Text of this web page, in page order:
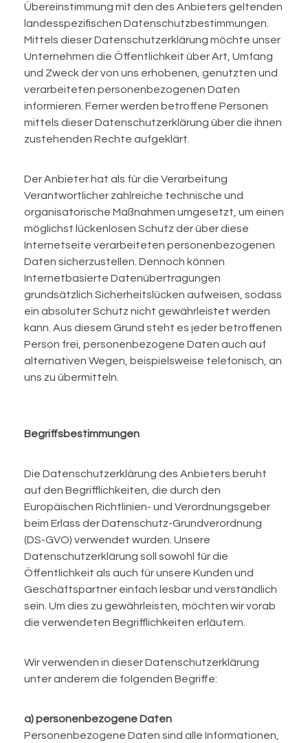
Übereinstimmung mit den des Anbieters geltenden
landesspezifischen Datenschutzbestimmungen.
Mittels dieser Datenschutzerklärung möchte unser
Unternehmen die Öffentlichkeit über Art, Umfang
und Zweck der von uns erhobenen, genutzten und
verarbeiteten personenbezogenen Daten
informieren. Ferner werden betroffene Personen
mittels dieser Datenschutzerklärung über die ihnen
zustehenden Rechte aufgeklärt.
Der Anbieter hat als für die Verarbeitung
Verantwortlicher zahlreiche technische und
organisatorische Maßnahmen umgesetzt, um einen
möglichst lückenlosen Schutz der über diese
Internetseite verarbeiteten personenbezogenen
Daten sicherzustellen. Dennoch können
Internetbasierte Datenübertragungen
grundsätzlich Sicherheitslücken aufweisen, sodass
ein absoluter Schutz nicht gewährleistet werden
kann. Aus diesem Grund steht es jeder betroffenen
Person frei, personenbezogene Daten auch auf
alternativen Wegen, beispielsweise telefonisch, an
uns zu übermitteln.
Begriffsbestimmungen
Die Datenschutzerklärung des Anbieters beruht
auf den Begrifflichkeiten, die durch den
Europäischen Richtlinien- und Verordnungsgeber
beim Erlass der Datenschutz-Grundverordnung
(DS-GVO) verwendet wurden. Unsere
Datenschutzerklärung soll sowohl für die
Öffentlichkeit als auch für unsere Kunden und
Geschäftspartner einfach lesbar und verständlich
sein. Um dies zu gewährleisten, möchten wir vorab
die verwendeten Begrifflichkeiten erläutern.
Wir verwenden in dieser Datenschutzerklärung
unter anderem die folgenden Begriffe:
a) personenbezogene Daten
Personenbezogene Daten sind alle Informationen,